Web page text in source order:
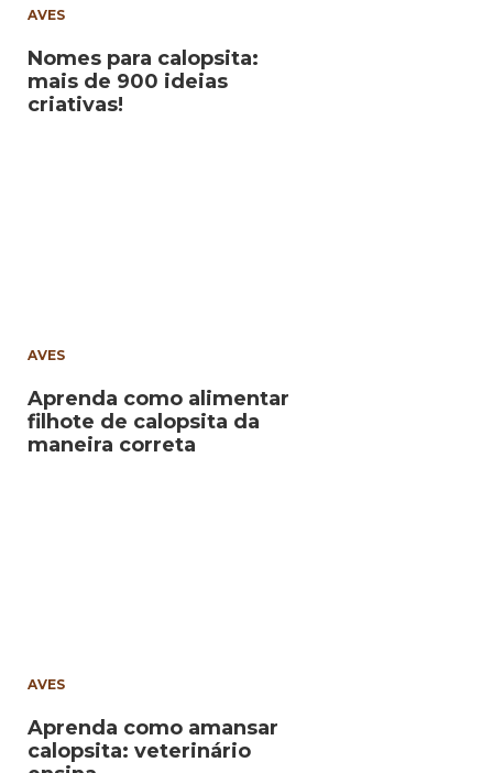
AVES
Nomes para calopsita:
mais de 900 ideias
criativas!
AVES
Aprenda como alimentar
filhote de calopsita da
maneira correta
AVES
Aprenda como amansar
calopsita: veterinário